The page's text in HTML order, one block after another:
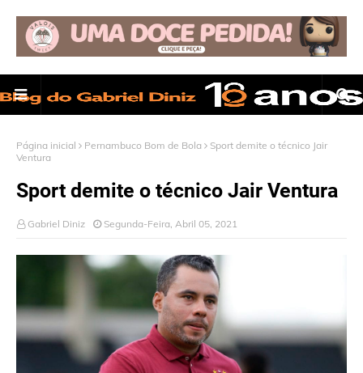
Página inicial Pernambuco Bom de Bola
Sport demite o técnico Jair
Ventura
Sport demite o técnico Jair Ventura
Gabriel Diniz Segunda-Feira, Abril 05, 2021